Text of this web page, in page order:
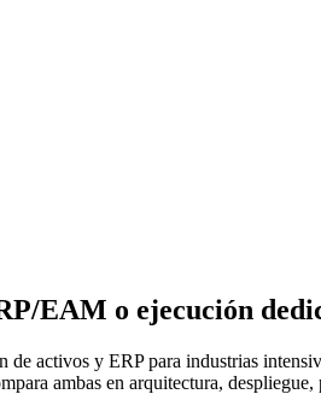
EAM o ejecución
activos y ERP para industrias
ambas en arquitectura,